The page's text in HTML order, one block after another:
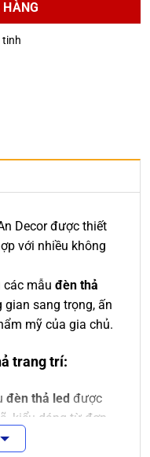
tinh
Decor được thiết
với nhiều không
các mẫu đèn thả
sang trọng, ấn
mỹ của gia chủ.
trang trí:
đèn thả led được
kiểu dáng từ đơn
hiện đại, phù hợp